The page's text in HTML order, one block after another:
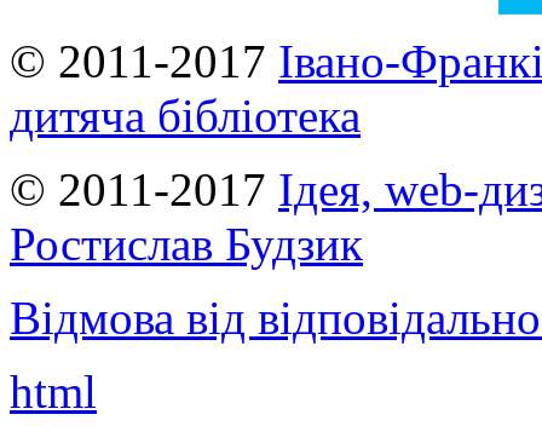
© 2011-2017 Івано-
дитяча бібліотека
© 2011-2017 Ідея, web-
Ростислав Будзик
Відмова від
html